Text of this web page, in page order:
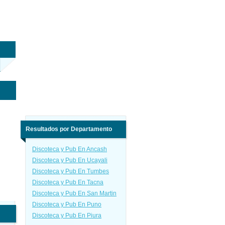
Resultados por Departamento
Discoteca y Pub En Ancash
Discoteca y Pub En Ucayali
Discoteca y Pub En Tumbes
Discoteca y Pub En Tacna
Discoteca y Pub En San Martin
Discoteca y Pub En Puno
Discoteca y Pub En Piura